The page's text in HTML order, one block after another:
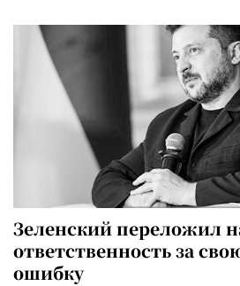
Зеленский переложил
ответственность за
ошибку